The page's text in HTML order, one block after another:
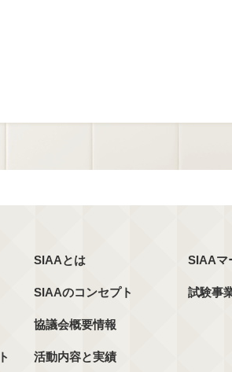
SIAAとは
SIAAのコンセプト
協議会概要情報
活動内容と実績
SIAAマ
試験事